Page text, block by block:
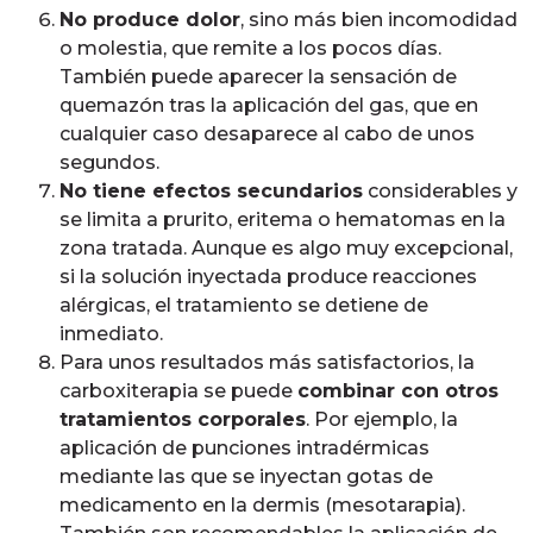
No produce dolor, sino más bien incomodidad
o molestia, que remite a los pocos días.
También puede aparecer la sensación de
quemazón tras la aplicación del gas, que en
cualquier caso desaparece al cabo de unos
segundos.
No tiene efectos secundarios considerables y
se limita a prurito, eritema o hematomas en la
zona tratada. Aunque es algo muy excepcional,
si la solución inyectada produce reacciones
alérgicas, el tratamiento se detiene de
inmediato.
Para unos resultados más satisfactorios, la
carboxiterapia se puede combinar con otros
tratamientos corporales. Por ejemplo, la
aplicación de punciones intradérmicas
mediante las que se inyectan gotas de
medicamento en la dermis (mesotarapia).